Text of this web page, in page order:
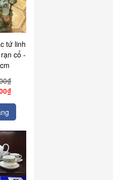
tứ linh
cổ -